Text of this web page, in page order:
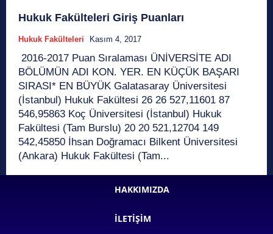
Hukuk Fakülteleri Giriş Puanları
Hukuk Fakülteleri Kasım 4, 2017
2016-2017 Puan Sıralaması ÜNİVERSİTE ADI
BÖLÜMÜN ADI KON. YER. EN KÜÇÜK BAŞARI
SIRASI* EN BÜYÜK Galatasaray Üniversitesi
(İstanbul) Hukuk Fakültesi 26 26 527,11601 87
546,95863 Koç Üniversitesi (İstanbul) Hukuk
Fakültesi (Tam Burslu) 20 20 521,12704 149
542,45850 İhsan Doğramacı Bilkent Üniversitesi
(Ankara) Hukuk Fakültesi (Tam...
HAKKIMIZDA
İLETIŞIM